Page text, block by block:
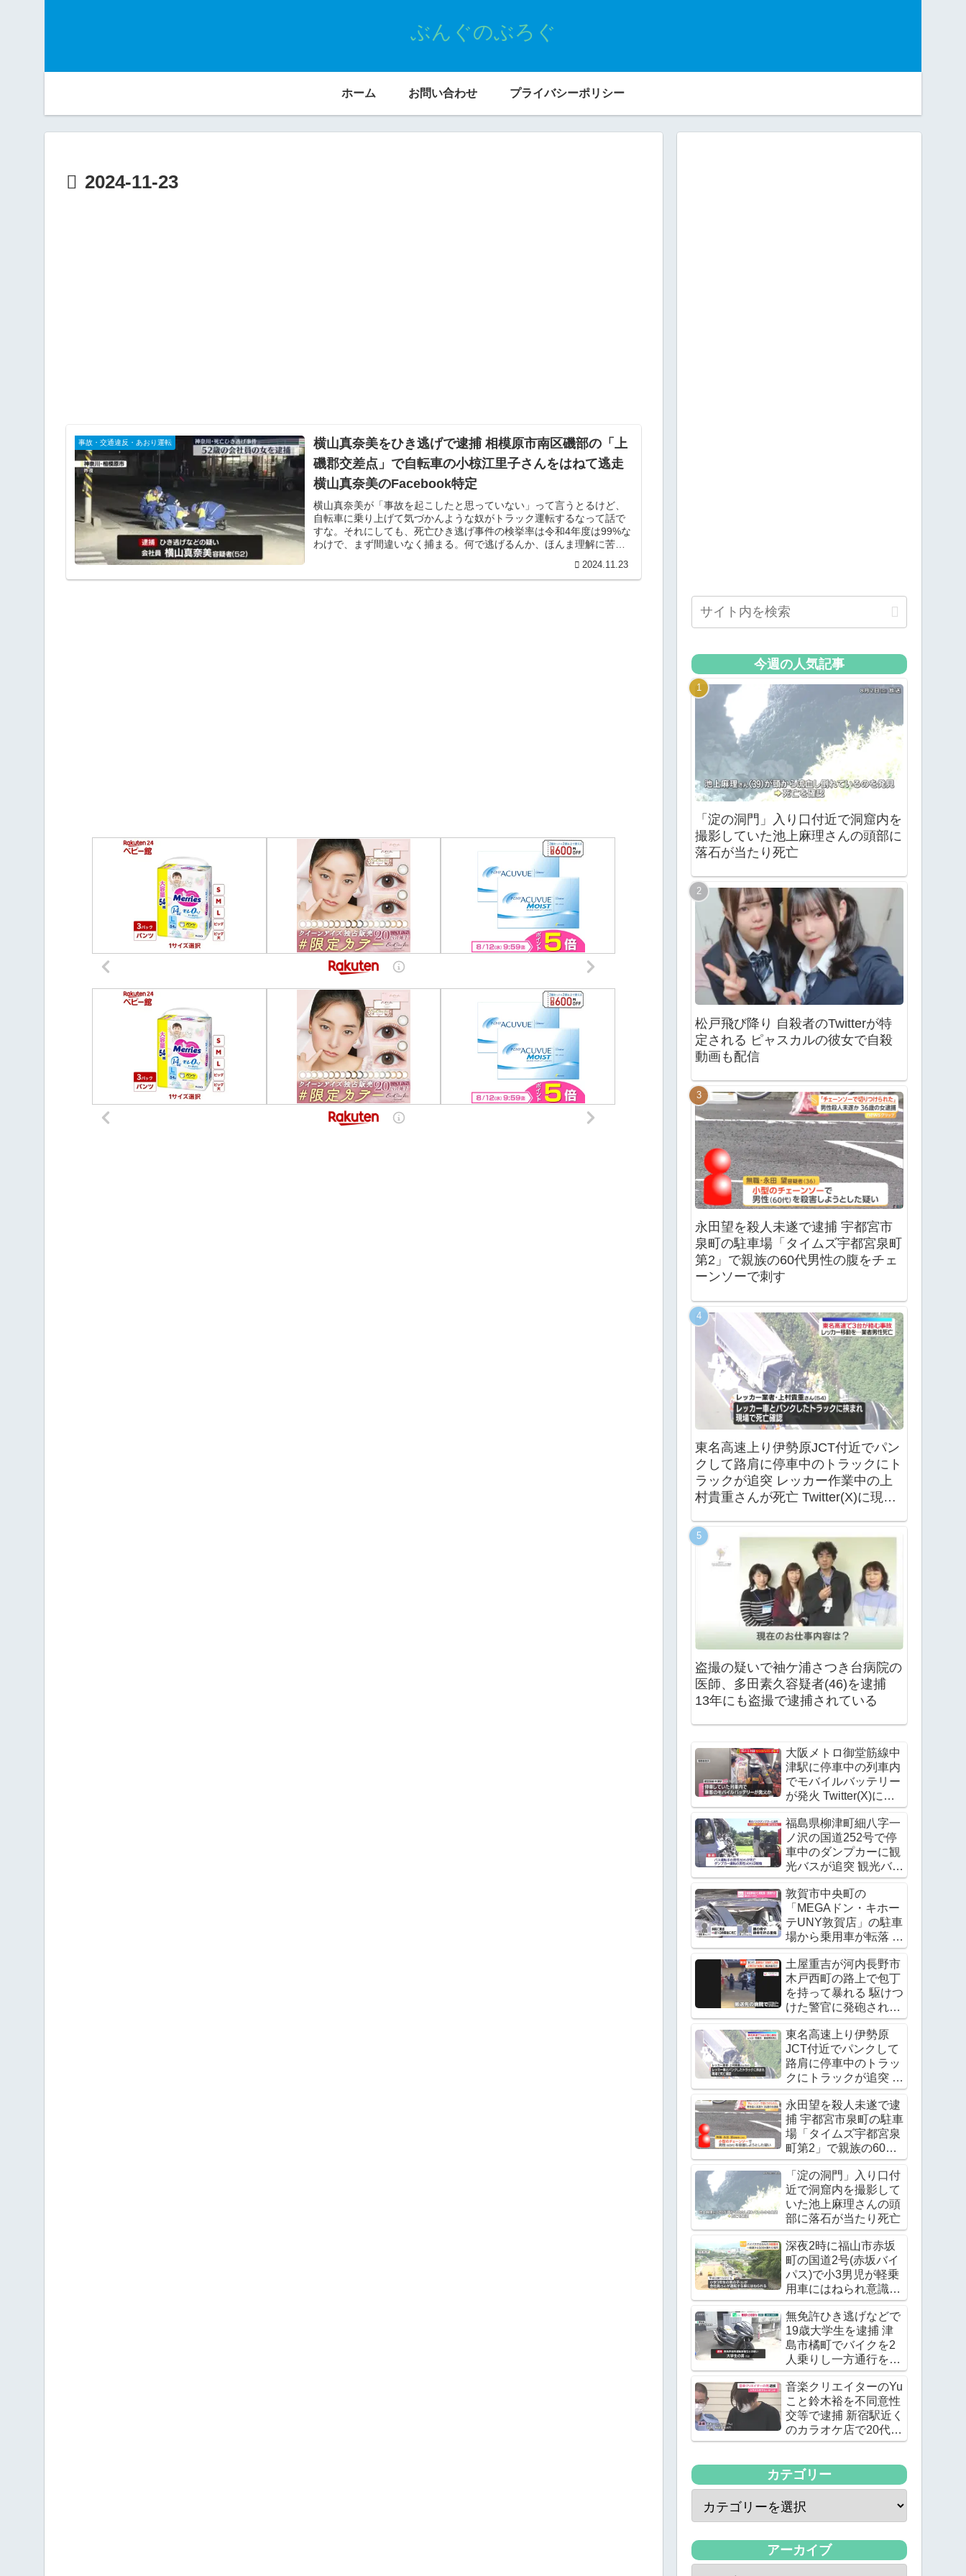
ぶんぐのぶろぐ
ホーム お問い合わせ プライバシーポリシー
2024-11-23
事故・交通違反・あおり運転
横山真奈美をひき逃げで逮捕 相模原市南区磯部の「上
磯郡交差点」で自転車の小椋江里子さんをはねて逃走
横山真奈美のFacebook特定
横山真奈美が「事故を起こしたと思っていない」って言うとるけど、
自転車に乗り上げて気づかんような奴がトラック運転するなって話で
すな。それにしても、死亡ひき逃げ事件の検挙率は令和4年度は99%な
わけで、まず間違いなく捕まる。何で逃げるんか、ほんま理解に苦し
2024.11.23
今週の人気記事
「淀の洞門」入り口付近で洞窟内を
撮影していた池上麻理さんの頭部に
落石が当たり死亡
松戸飛び降り 自殺者のTwitterが特
定される ピャスカルの彼女で自殺
動画も配信
永田望を殺人未遂で逮捕 宇都宮市
泉町の駐車場「タイムズ宇都宮泉町
第2」で親族の60代男性の腹をチェ
ーンソーで刺す
東名高速上り伊勢原JCT付近でパン
クして路肩に停車中のトラックにト
ラックが追突 レッカー作業中の上
村貴重さんが死亡 Twitter(X)に現地
盗撮の疑いで袖ケ浦さつき台病院の
医師、多田素久容疑者(46)を逮捕
13年にも盗撮で逮捕されている
大阪メトロ御堂筋線中
津駅に停車中の列車内
でモバイルバッテリー
が発火 Twitter(X)に現
地の様子
福島県柳津町細八字一
ノ沢の国道252号で停
車中のダンプカーに観
光バスが追突 観光バス
の運転手が死亡
敦賀市中央町の
「MEGAドン・キホー
テUNY敦賀店」の駐車
場から乗用車が転落 運
転手の飯田諭さんが死
亡 Twitter(X)に現地の
様子
土屋重吉が河内長野市
木戸西町の路上で包丁
を持って暴れる 駆けつ
けた警官に発砲され死
亡
東名高速上り伊勢原
JCT付近でパンクして
路肩に停車中のトラッ
クにトラックが追突 レ
ッカー作業中の上村貴
重さんが死亡
Twitter(X)に現地の様子
永田望を殺人未遂で逮
捕 宇都宮市泉町の駐車
場「タイムズ宇都宮泉
町第2」で親族の60代
男性の腹をチェーンソ
ーで刺す
「淀の洞門」入り口付
近で洞窟内を撮影して
いた池上麻理さんの頭
部に落石が当たり死亡
深夜2時に福山市赤坂
町の国道2号(赤坂バイ
パス)で小3男児が軽乗
用車にはねられ意識不
明の重体
無免許ひき逃げなどで
19歳大学生を逮捕 津
島市橘町でバイクを2
人乗りし一方通行を逆
走 ワンボックスカーと
衝突し逃走
音楽クリエイターのYu
こと鈴木裕を不同意性
交等で逮捕 新宿駅近く
のカラオケ店で20代の
女優の下半身を触る
カテゴリー
アーカイブ